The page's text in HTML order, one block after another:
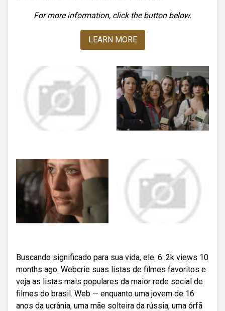
For more information, click the button below.
LEARN MORE
Buscando significado para sua vida, ele. 6. 2k views 10
months ago. Webcrie suas listas de filmes favoritos e
veja as listas mais populares da maior rede social de
filmes do brasil. Web — enquanto uma jovem de 16
anos da ucrânia, uma mãe solteira da rússia, uma órfã